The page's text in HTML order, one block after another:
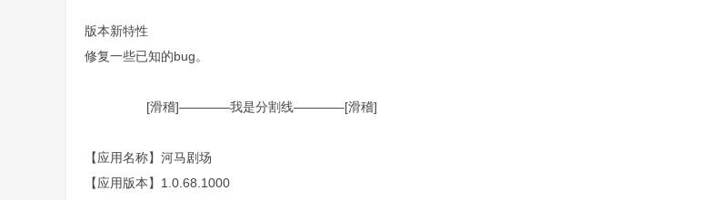
版本新特性
修复一些已知的bug。
[滑稽]————我是分割线————[滑稽]
【应用名称】河马剧场
【应用版本】1.0.68.1000